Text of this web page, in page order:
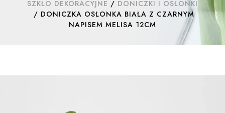
SZKŁO DEKORACYJNE / DONICZKI I OSŁONKI
/ DONICZKA OSŁONKA BIAŁA Z CZARNYM
NAPISEM MELISA 12CM